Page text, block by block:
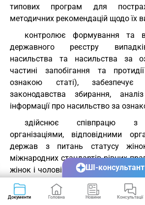
типових програм для
методичних рекомендацій щодо їх
контролює формування та
державного реєстру
насильства та насильства за
частині запобігання та
ознакою статі), забезпечує
законодавства збирання,
інформації про насильство за
здійснює співпрацю з
організаціями, відповідними
держав з питань статусу
міжнародних стандартів рівних
жінок і чоловіків, запобігання та
за ознакою статі.
( Стаття 11 із змінами, внесеними
Документи Головна Новини Консультації
ШІ-консультант